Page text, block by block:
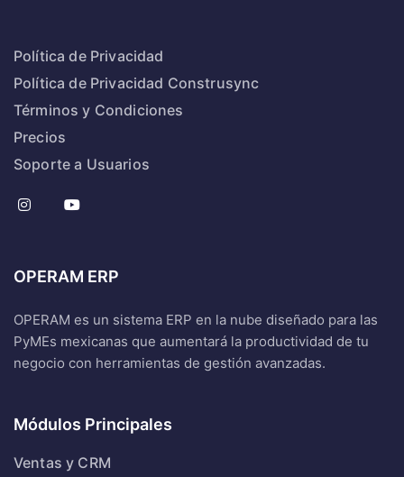
Política de Privacidad
Política de Privacidad Construsync
Términos y Condiciones
Precios
Soporte a Usuarios
OPERAM ERP
OPERAM es un sistema ERP en la nube diseñado para las
PyMEs mexicanas que aumentará la productividad de tu
negocio con herramientas de gestión avanzadas.
Módulos Principales
Ventas y CRM